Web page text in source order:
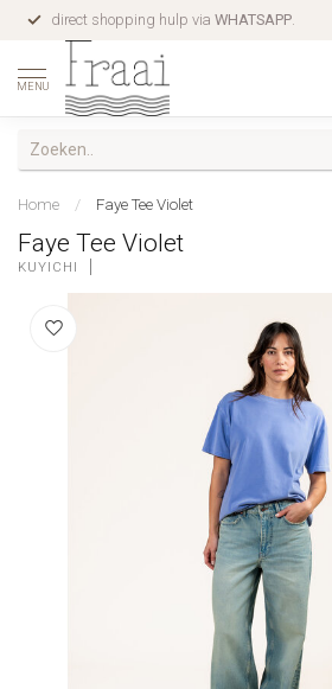
direct shopping hulp via WHATSAPP.
MENU
Home / Faye Tee Violet
Faye Tee Violet
KUYICHI